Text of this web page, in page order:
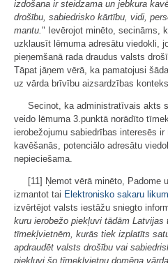
izdošana ir steidzama un jebkura
drošību, sabiedrisko kārtību, vidi,
mantu. " Ievērojot minēto, secināms,
uzklausīt lēmuma adresātu viedokli,
pieņemšanā rada draudus valsts
Tāpat jāņem vērā, ka pamatojusi
uz vārda brīvību aizsardzības
Secinot, ka administratīvais akts
veido lēmuma 3.punktā norādīto
ierobežojumu sabiedrības interesēs
kavēšanās, potenciālo adresātu
nepieciešama.
[11] Ņemot vērā minēto, Padome
izmantot tai Elektronisko sakaru
izvērtējot valsts iestāžu sniegto
kuru ierobežo piekļuvi tādām Latvijas
tīmekļvietnēm, kurās tiek izplatīts
apdraudēt valsts drošību vai
piekļuvi šo tīmekļvietņu domēna